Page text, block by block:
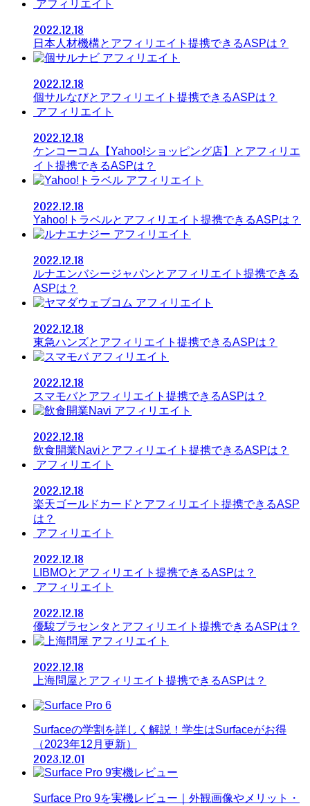
アフィリエイト
2022.12.18
日本人材機構とアフィリエイト提携できるASPは？
アフィリエイト
2022.12.18
個サルなびとアフィリエイト提携できるASPは？
アフィリエイト
2022.12.18
ケンコーコム【Yahoo!ショッピング店】とアフィリエ
イト提携できるASPは？
アフィリエイト
2022.12.18
Yahoo!トラベルとアフィリエイト提携できるASPは？
アフィリエイト
2022.12.18
ルナエンバシージャパンとアフィリエイト提携できる
ASPは？
アフィリエイト
2022.12.18
東急ハンズとアフィリエイト提携できるASPは？
アフィリエイト
2022.12.18
スマモバとアフィリエイト提携できるASPは？
アフィリエイト
2022.12.18
飲食開業Naviとアフィリエイト提携できるASPは？
アフィリエイト
2022.12.18
楽天ゴールドカードとアフィリエイト提携できるASP
は？
アフィリエイト
2022.12.18
LIBMOとアフィリエイト提携できるASPは？
アフィリエイト
2022.12.18
優駿プラセンタとアフィリエイト提携できるASPは？
アフィリエイト
2022.12.18
上海問屋とアフィリエイト提携できるASPは？
Surfaceの学割を詳しく解説！学生はSurfaceがお得
（2023年12月更新）
2023.12.01
Surface Pro 9を実機レビュー｜外観画像やメリット・